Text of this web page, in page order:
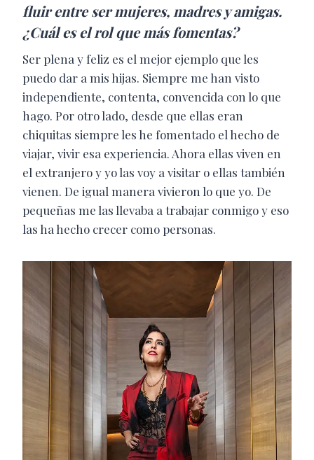
fluir entre ser mujeres, madres y amigas.
¿Cuál es el rol que más fomentas?
Ser plena y feliz es el mejor ejemplo que les
puedo dar a mis hijas. Siempre me han visto
independiente, contenta, convencida con lo que
hago. Por otro lado, desde que ellas eran
chiquitas siempre les he fomentado el hecho de
viajar, vivir esa experiencia. Ahora ellas viven en
el extranjero y yo las voy a visitar o ellas también
vienen. De igual manera vivieron lo que yo. De
pequeñas me las llevaba a trabajar conmigo y eso
las ha hecho crecer como personas.